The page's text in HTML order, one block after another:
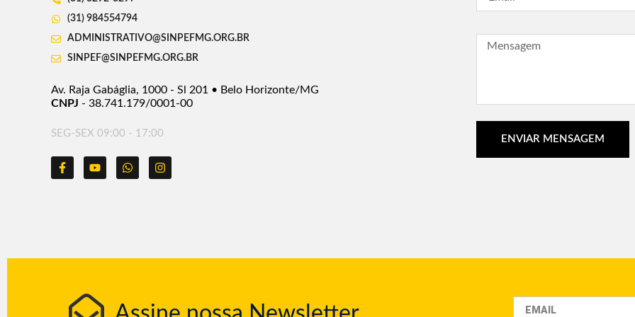
(31) 984554794
ADMINISTRATIVO@SINPEFMG.ORG.BR
SINPEF@SINPEFMG.ORG.BR
Av. Raja Gabáglia, 1000 - Sl 201 • Belo Horizonte/MG
CNPJ - 38.741.179/0001-00
SEG-SEX 09:00 - 17:00 ENVIAR MENSAGEM